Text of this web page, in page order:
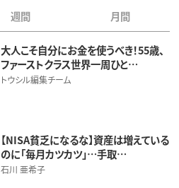
週間 月間
大人こそ自分にお金を使うべき！55歳、
ファーストクラス世界一周ひと…
トウシル編集チーム
【NISA貧乏になるな】資産は増えている
のに「毎月カツカツ」…手取…
石川 亜希子